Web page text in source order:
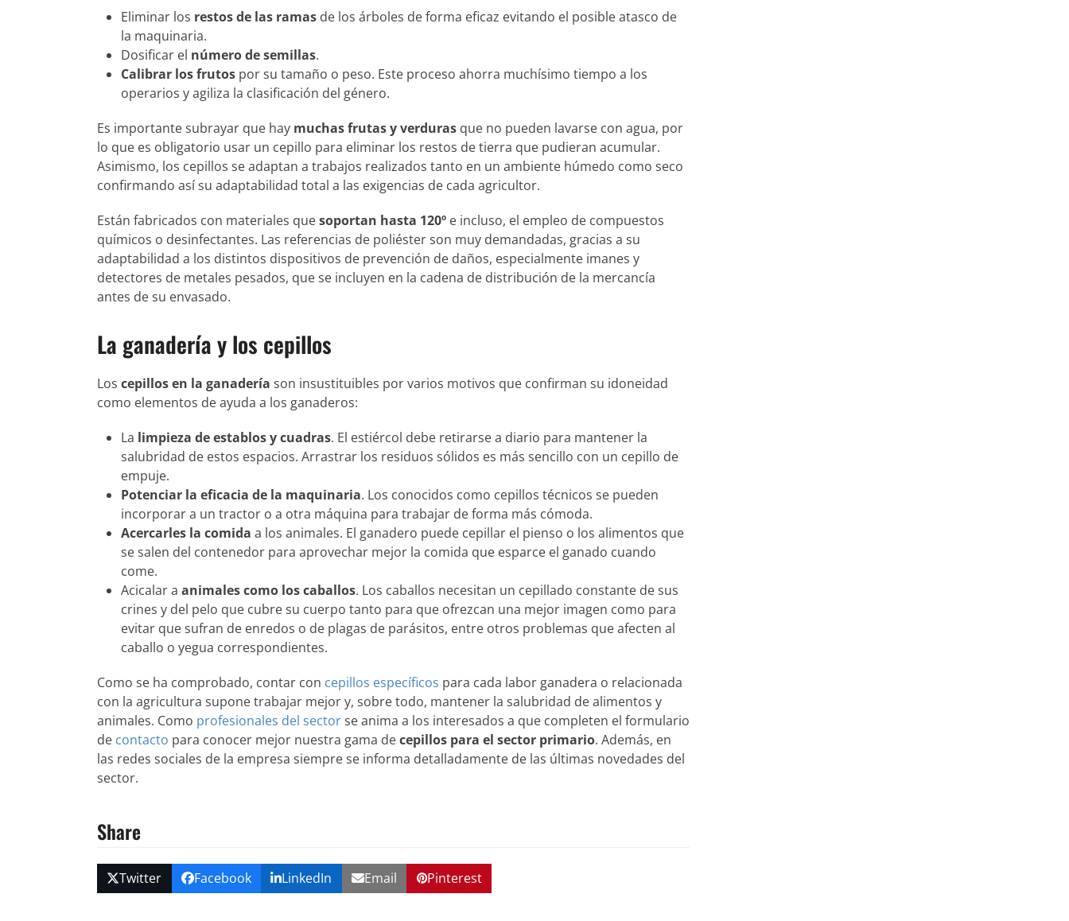
Eliminar los restos de las ramas de los árboles de forma eficaz evitando el posible atasco de
la maquinaria.
Dosificar el número de semillas.
Calibrar los frutos por su tamaño o peso. Este proceso ahorra muchísimo tiempo a los
operarios y agiliza la clasificación del género.
Es importante subrayar que hay muchas frutas y verduras que no pueden lavarse con agua, por
lo que es obligatorio usar un cepillo para eliminar los restos de tierra que pudieran acumular.
Asimismo, los cepillos se adaptan a trabajos realizados tanto en un ambiente húmedo como seco
confirmando así su adaptabilidad total a las exigencias de cada agricultor.
Están fabricados con materiales quesoportan hasta 120º e incluso, el empleo de compuestos
químicos o desinfectantes. Las referencias de poliéster son muy demandadas, gracias a su
adaptabilidad a los distintos dispositivos de prevención de daños, especialmente imanes y
detectores de metales pesados, que se incluyen en la cadena de distribución de la mercancía
antes de su envasado.
La ganadería y los cepillos
Los cepillos en la ganadería son insustituibles por varios motivos que confirman su idoneidad
como elementos de ayuda a los ganaderos:
La limpieza de establos y cuadras. El estiércol debe retirarse a diario para mantener la
salubridad de estos espacios. Arrastrar los residuos sólidos es más sencillo con un cepillo de
empuje.
Potenciar la eficacia de la maquinaria. Los conocidos como cepillos técnicos se pueden
incorporar a un tractor o a otra máquina para trabajar de forma más cómoda.
Acercarles la comida a los animales. El ganadero puede cepillar el pienso o los alimentos que
se salen del contenedor para aprovechar mejor la comida que esparce el ganado cuando
come.
Acicalar a animales como los caballos. Los caballos necesitan un cepillado constante de sus
crines y del pelo que cubre su cuerpo tanto para que ofrezcan una mejor imagen como para
evitar que sufran de enredos o de plagas de parásitos, entre otros problemas que afecten al
caballo o yegua correspondientes.
Como se ha comprobado, contar con cepillos específicos para cada labor ganadera o relacionada
con la agricultura supone trabajar mejor y, sobre todo, mantener la salubridad de alimentos y
animales. Como profesionales del sectorse anima a los interesados a que completen el formulario
de contacto para conocer mejor nuestra gama decepillos para el sector primario. Además, en
las redes sociales de la empresa siempre se informa detalladamente de las últimas novedades del
sector.
Share
Twitter Facebook LinkedIn Email Pinterest